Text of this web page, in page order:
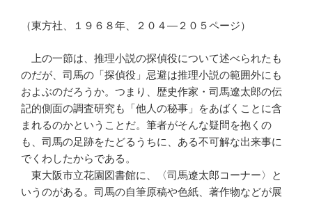
（東方社、１９６８年、２０４―２０５ページ）
上の一節は、推理小説の探偵役について述べられたも
のだが、司馬の「探偵役」忌避は推理小説の範囲外にも
およぶのだろうか。つまり、歴史作家・司馬遼太郎の伝
記的側面の調査研究も「他人の秘事」をあばくことに含
まれるのかということだ。筆者がそんな疑問を抱くの
も、司馬の足跡をたどるうちに、ある不可解な出来事に
でくわしたからである。
東大阪市立花園図書館に、〈司馬遼太郎コーナー〉と
いうのがある。司馬の自筆原稿や色紙、著作物などが展